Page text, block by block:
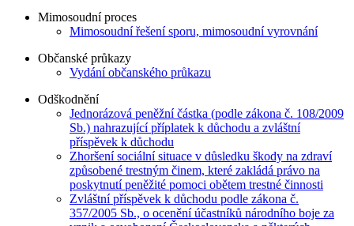
Mimosoudní proces
Mimosoudní řešení sporu, mimosoudní vyrovnání
Občanské průkazy
Vydání občanského průkazu
Odškodnění
Jednorázová peněžní částka (podle zákona č. 108/2009
Sb.) nahrazující příplatek k důchodu a zvláštní
příspěvek k důchodu
Zhoršení sociální situace v důsledku škody na zdraví
způsobené trestným činem, které zakládá právo na
poskytnutí peněžité pomoci obětem trestné činnosti
Zvláštní příspěvek k důchodu podle zákona č.
357/2005 Sb., o ocenění účastníků národního boje za